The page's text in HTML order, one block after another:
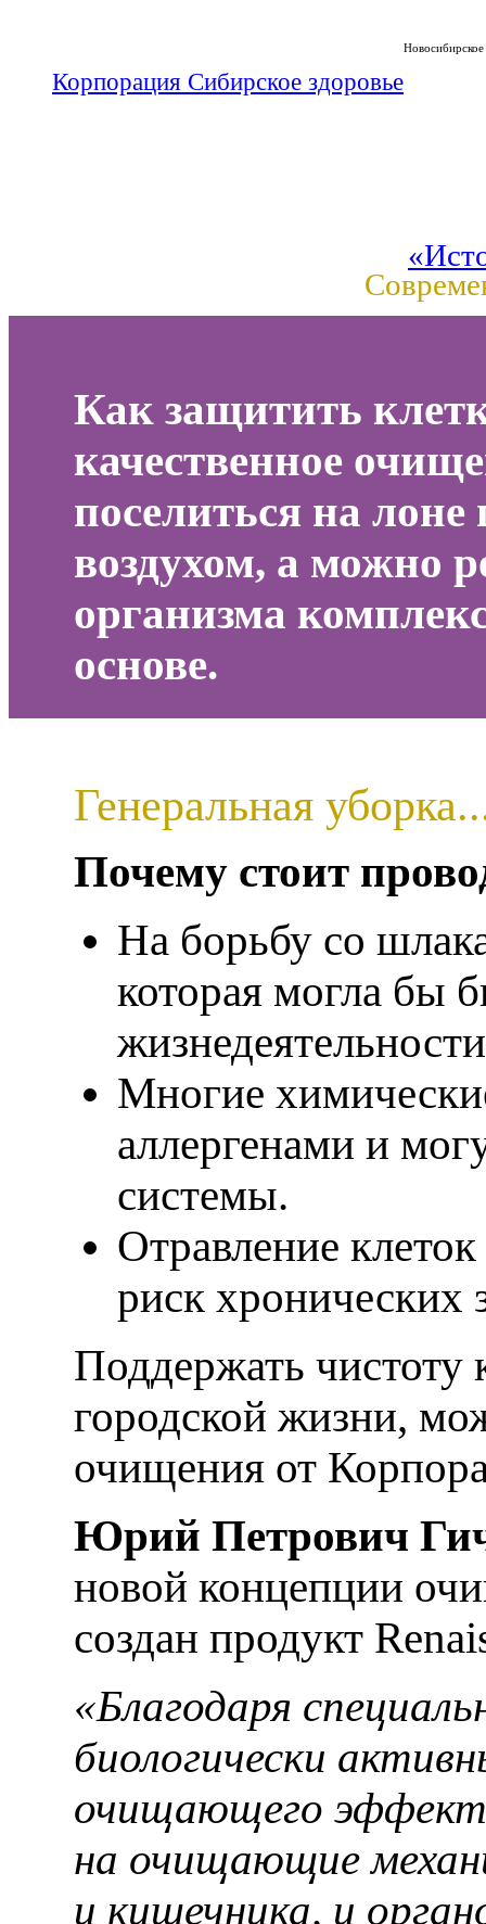
Корпорация Сибирское здоровье
Как защитить
качественное
поселиться на
воздухом, а можно
организма
основе.
Генеральная
Почему стоит
На борьбу со
которая могла бы
Многие
аллергенами и
системы.
Отравление
риск хронических
Поддержать
городской жизни,
очищения от
Юрий Петрович
новой концепции
создан продукт
«Благодаря
биологически
очищающего
на очищающие
и кишечника, и